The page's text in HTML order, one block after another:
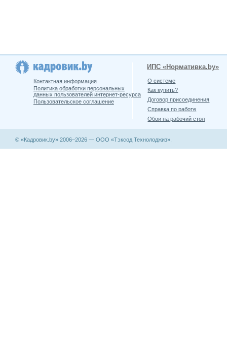
Контактная информация
Политика обработки персональных
данных пользователей интернет-ресурса
Пользовательское соглашение
ИПС «Нормативка.by»
О системе
Как купить?
Договор присоединения
Справка по работе
Обои на рабочий стол
© «Кадровик.by» 2006–2026 — ООО «Тэксод Технолоджиз».